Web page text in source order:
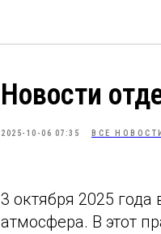
Новости
2025-10-06 07:35 ВСЕ НОВОСТИ
3 октября 2025
атмосфера. В этот